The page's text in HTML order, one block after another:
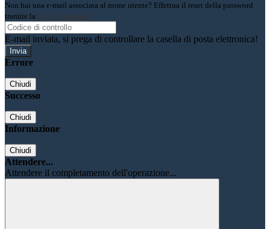
Non hai una e-mail associata al nome utente? Effettua il reset della password
tramite la Login Spaggiari
E-mail inviata, si prega di controllare la casella di posta elettronica!
Errore
Chiudi
Successo
Chiudi
Informazione
Chiudi
Attendere...
Attendere il completamento dell'operazione...